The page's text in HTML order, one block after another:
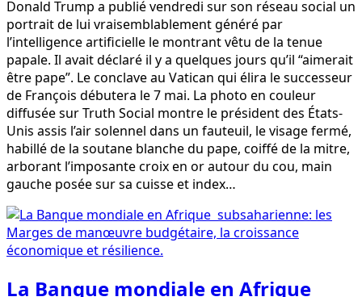
Donald Trump a publié vendredi sur son réseau social un
portrait de lui vraisemblablement généré par
l’intelligence artificielle le montrant vêtu de la tenue
papale. Il avait déclaré il y a quelques jours qu’il “aimerait
être pape”. Le conclave au Vatican qui élira le successeur
de François débutera le 7 mai. La photo en couleur
diffusée sur Truth Social montre le président des États-
Unis assis l’air solennel dans un fauteuil, le visage fermé,
habillé de la soutane blanche du pape, coiffé de la mitre,
arborant l’imposante croix en or autour du cou, main
gauche posée sur sa cuisse et index…
La Banque mondiale en Afrique